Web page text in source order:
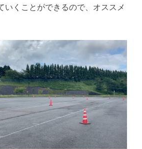
いくことができるので、オススメ